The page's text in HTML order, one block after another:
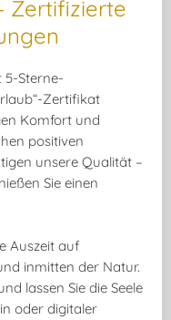
Zertifizierte
5-Sterne-
Zertifikat
Komfort und
positiven
unsereQualität –
Sie einen
Auszeit auf
inmitten der Natur.
lassen Sie die Seele
oder digitaler